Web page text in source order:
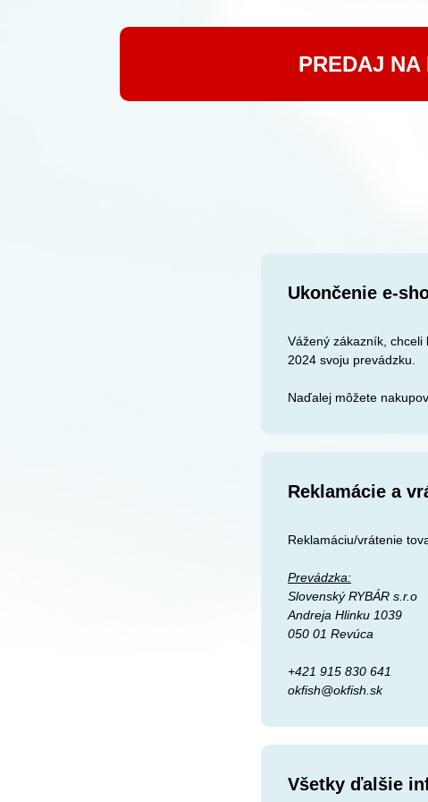
PREDAJ NA
Ukončenie e-
Vážený zákazník, chceli
2024 svoju prevádzku.
Naďalej môžete
Reklamácie a
Reklamáciu/vrátenie
Prevádzka:
Slovenský RYBÁR s.r.o
Andreja Hlinku 1039
050 01 Revúca
+421 915 830 641
okfish@okfish.sk
Všetky ďalšie